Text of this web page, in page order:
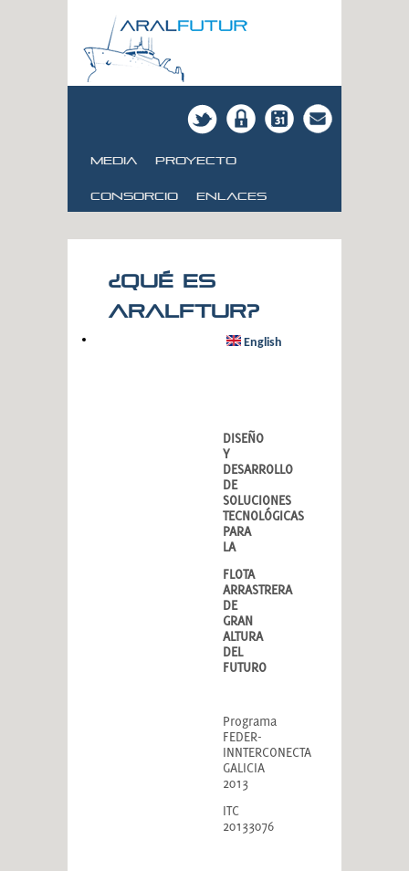
Media Proyecto
consorcio Enlaces
¿Qué es
aralftur?
English
DISEÑO
Y
DESARROLLO
DE
SOLUCIONES
TECNOLÓGICAS
PARA
LA
FLOTA
ARRASTRERA
DE
GRAN
ALTURA
DEL
FUTURO
Programa
FEDER-
INNTERCONECTA
GALICIA
2013
ITC
20133076